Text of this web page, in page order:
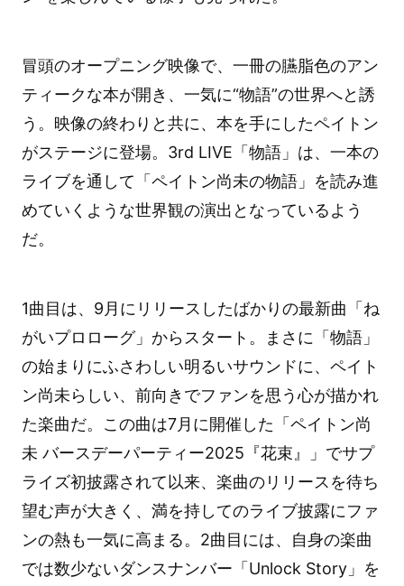
冒頭のオープニング映像で、一冊の臙脂色のアン
ティークな本が開き、一気に“物語”の世界へと誘
う。映像の終わりと共に、本を手にしたペイトン
がステージに登場。3rd LIVE「物語」は、一本の
ライブを通して「ペイトン尚未の物語」を読み進
めていくような世界観の演出となっているよう
だ。
1曲目は、9月にリリースしたばかりの最新曲「ね
がいプロローグ」からスタート。まさに「物語」
の始まりにふさわしい明るいサウンドに、ペイト
ン尚未らしい、前向きでファンを思う心が描かれ
た楽曲だ。この曲は7月に開催した「ペイトン尚
未 バースデーパーティー2025『花束』」でサプ
ライズ初披露されて以来、楽曲のリリースを待ち
望む声が大きく、満を持してのライブ披露にファ
ンの熱も一気に高まる。2曲目には、自身の楽曲
では数少ないダンスナンバー「Unlock Story」を